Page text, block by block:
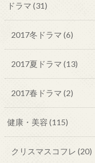
ドラマ (31)
2017冬ドラマ (6)
2017夏ドラマ (13)
2017春ドラマ (2)
健康・美容 (115)
クリスマスコフレ (20)